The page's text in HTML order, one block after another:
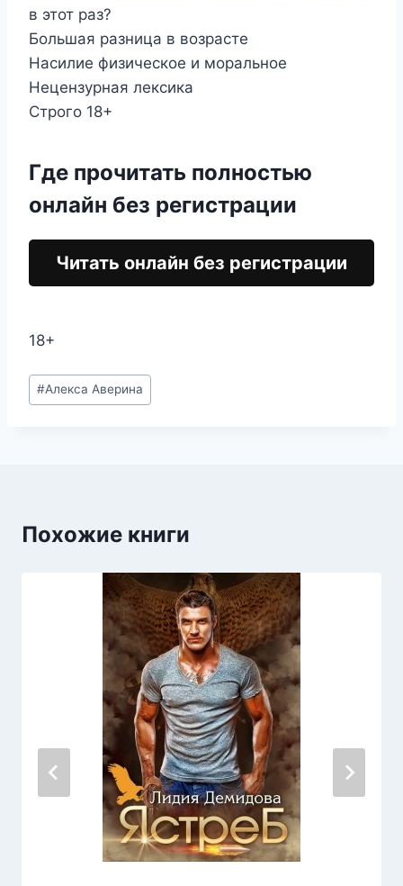
в этот раз?
Большая разница в возрасте
Насилие физическое и моральное
Нецензурная лексика
Строго 18+
Где прочитать полностью
онлайн без регистрации
Читать онлайн без регистрации
18+
Метки
записи:
#Алекса Аверина
Похожие книги